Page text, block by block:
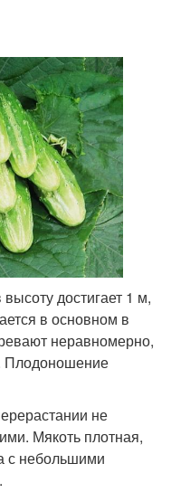
достигает 1 м,
в основном в
неравномерно,
Плодоношение
не
Мякоть плотная,
с небольшими